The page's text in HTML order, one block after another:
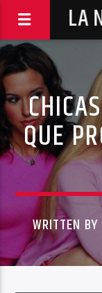
LA
QUE
WRITTEN BY